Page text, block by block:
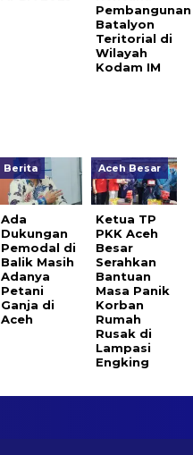
Pembangunan
Batalyon
Teritorial di
Wilayah
Kodam IM
Berita
Ada
Dukungan
Pemodal di
Balik Masih
Adanya
Petani
Ganja di
Aceh
Aceh Besar
Ketua TP
PKK Aceh
Besar
Serahkan
Bantuan
Masa Panik
Korban
Rumah
Rusak di
Lampasi
Engking